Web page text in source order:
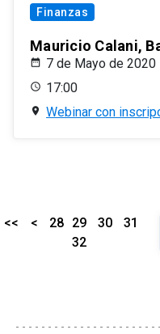
Finanzas
Mauricio Calani,
7 de Mayo de 2020
17:00
Webinar con
<< < 28 29 30
31
32